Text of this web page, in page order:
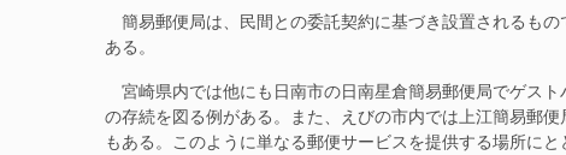
簡易郵便局は、民間との委託契約に基づき設置されるも
ある。
宮崎県内では他にも日南市の日南星倉簡易郵便局でゲス
の存続を図る例がある。また、えびの市内では上江簡易郵
もある。このように単なる郵便サービスを提供する場所に